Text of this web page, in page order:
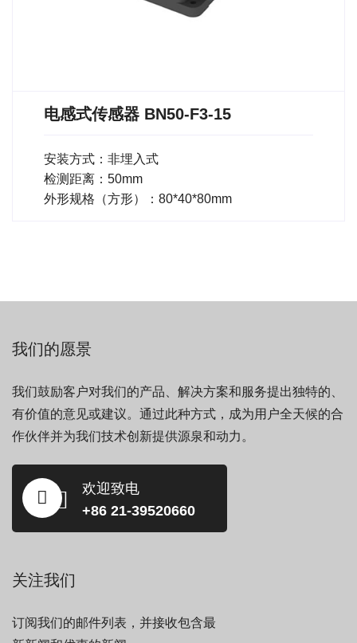
电感式传感器 BN50-F3-15
安装方式：非埋入式
检测距离：50mm
外形规格（方形）：80*40*80mm
我们的愿景
我们鼓励客户对我们的产品、解决方案和服务提出独特的、
有价值的意见或建议。通过此种方式，成为用户全天候的合
作伙伴并为我们技术创新提供源泉和动力。
欢迎致电
+86 21-39520660
关注我们
订阅我们的邮件列表，并接收包含最